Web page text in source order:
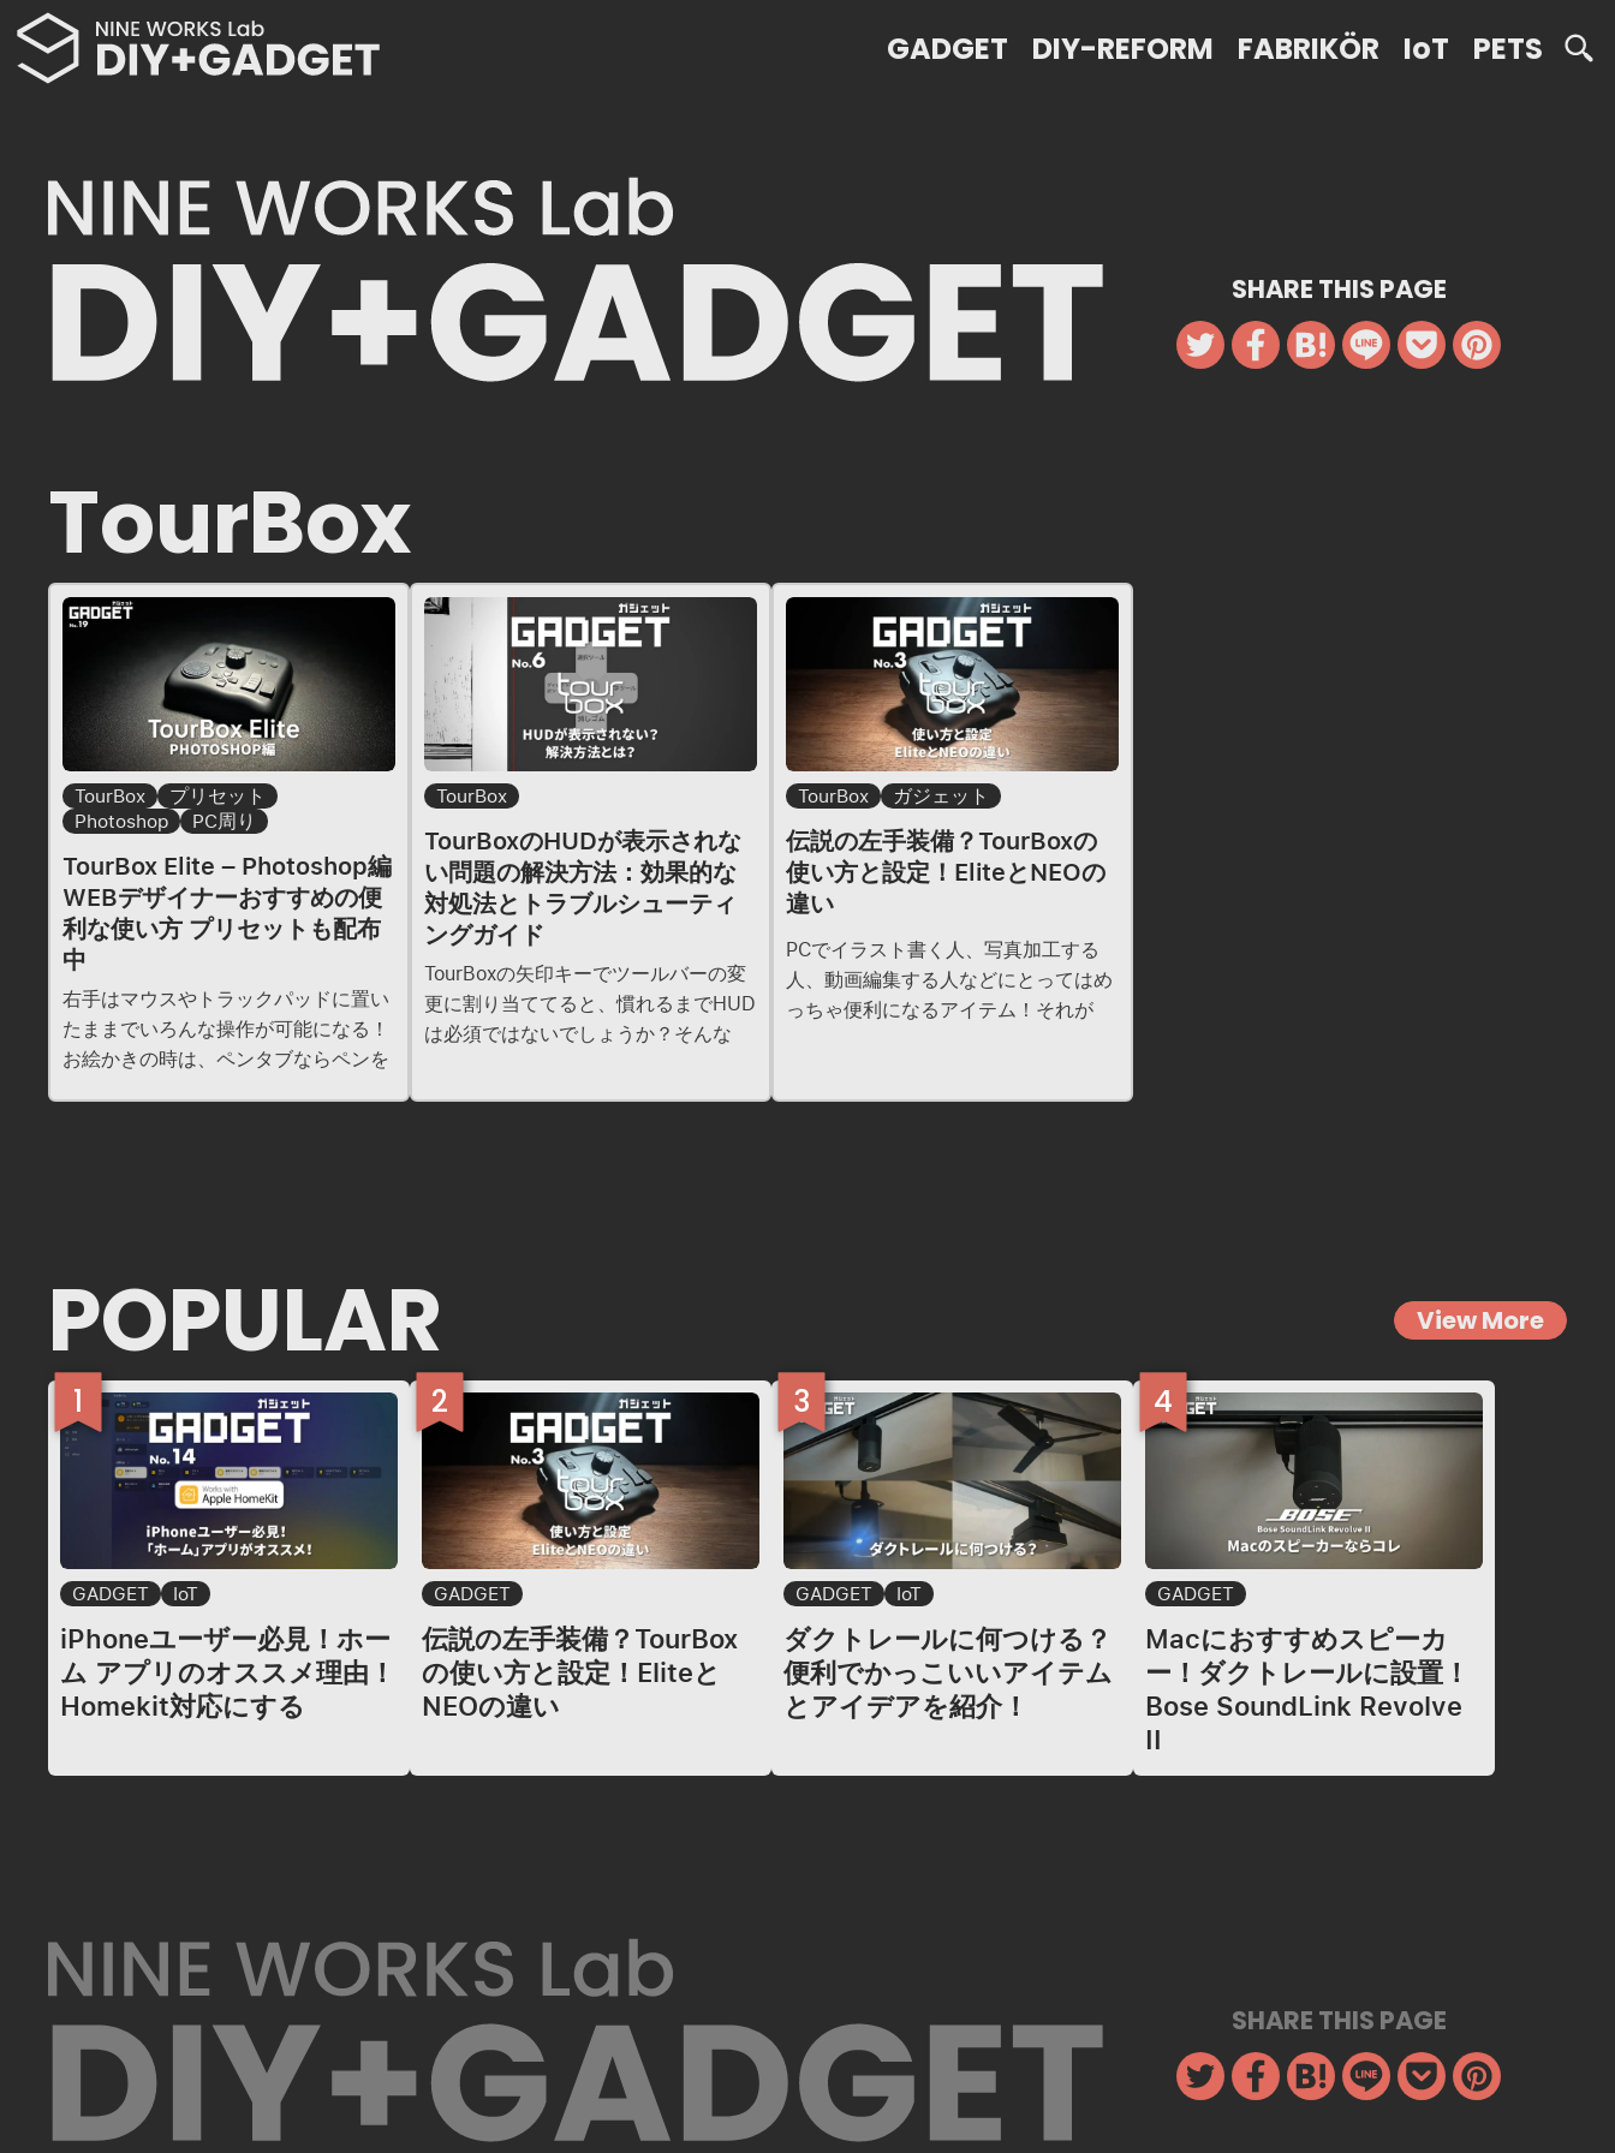
GADGET DIY-REFORM FABRIKÖR IoT PETS
SHARE THIS PAGE
TourBox
TourBox
プリセット
Photoshop
PC周り
TourBox Elite – Photoshop編
WEBデザイナーおすすめの便
利な使い方 プリセットも配布
中
右手はマウスやトラックパッドに置い
たままでいろんな操作が可能になる！
お絵かきの時は、ペンタブならペンを
TourBox
TourBoxのHUDが表示されな
い問題の解決方法：効果的な
対処法とトラブルシューティ
ングガイド
TourBoxの矢印キーでツールバーの変
更に割り当ててると、慣れるまでHUD
は必須ではないでしょうか？そんな
い！なんて事がありました。とても簡
TourBox ガジェット
伝説の左手装備？TourBoxの
使い方と設定！EliteとNEOの
違い
PCでイラスト書く人、写真加工する
人、動画編集する人などにとってはめ
っちゃ便利になるアイテム！それが
POPULAR View More
GADGET IoT
iPhoneユーザー必見！ホー
ム アプリのオススメ理由！
Homekit対応にする
GADGET
伝説の左手装備？TourBox
の使い方と設定！Eliteと
NEOの違い
GADGET IoT
ダクトレールに何つける？
便利でかっこいいアイテム
とアイデアを紹介！
GADGET
Macにおすすめスピーカ
ー！ダクトレールに設置！
Bose SoundLink Revolve
II
SHARE THIS PAGE